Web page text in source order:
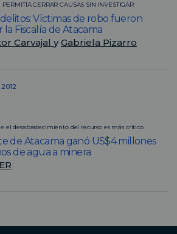
CERRAR CAUSAS SIN INVESTIGAR
Víctimas de robo fueron
Fiscalía de Atacama
Carvajal yGabriela Pizarro
el desabastecimiento del recurso es más crítico
de Atacama ganó US$4 millones
de agua a minera